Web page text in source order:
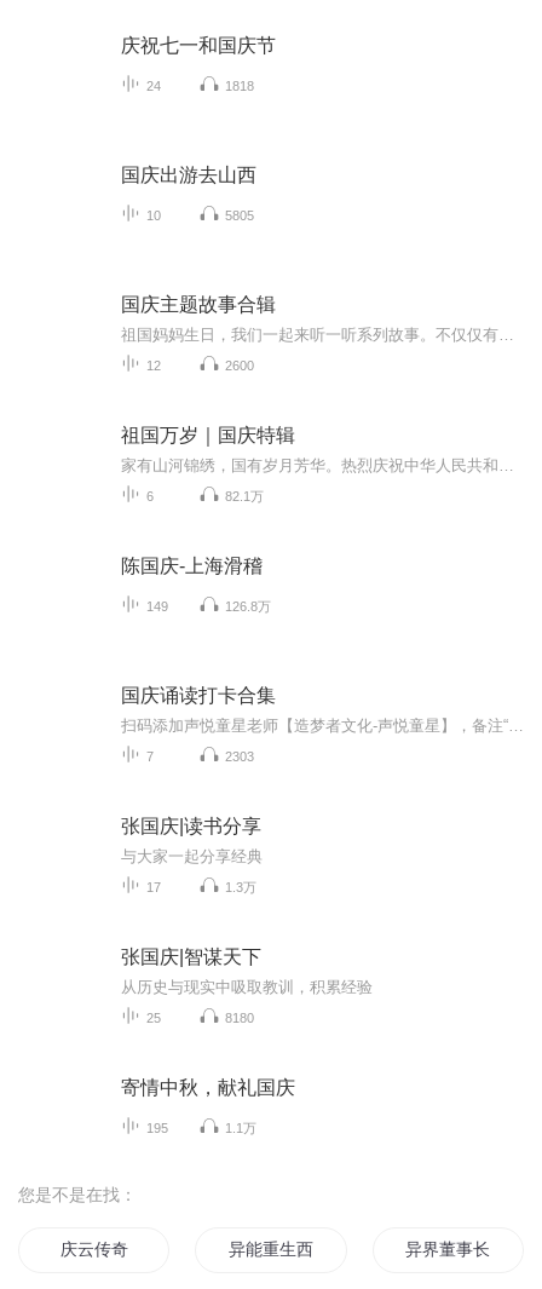
庆祝七一和国庆节
24 1818
国庆出游去山西
10 5805
国庆主题故事合辑
12 2600
祖国万岁｜国庆特辑
6 82.1万
陈国庆-上海滑稽
149 126.8万
国庆诵读打卡合集
7 2303
张国庆|读书分享
与大家一起分享经典
17 1.3万
张国庆|智谋天下
从历史与现实中吸取教训，积累经验
25 8180
寄情中秋，献礼国庆
195 1.1万
您是不是在找：
庆云传奇 异能重生西门庆 异界董事长